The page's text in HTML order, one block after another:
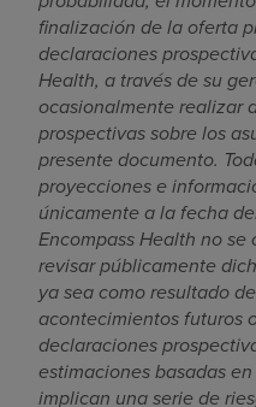
finalización de la oferta
declaraciones
Health, a través de su
ocasionalmente realizar
prospectivas sobre los
presente documento.
proyecciones e
únicamente a la fecha
Encompass Health no
revisar públicamente
ya sea como resultado
acontecimientos futuros
declaraciones
estimaciones basadas
implican una serie de